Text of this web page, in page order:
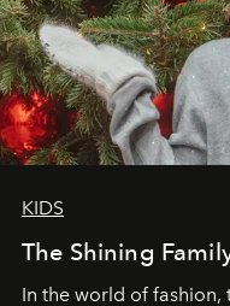
KIDS
The Shining
In the world of